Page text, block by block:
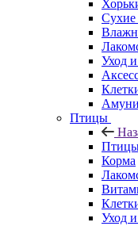
Сухие
Уход
Птицы
Корма
Уход